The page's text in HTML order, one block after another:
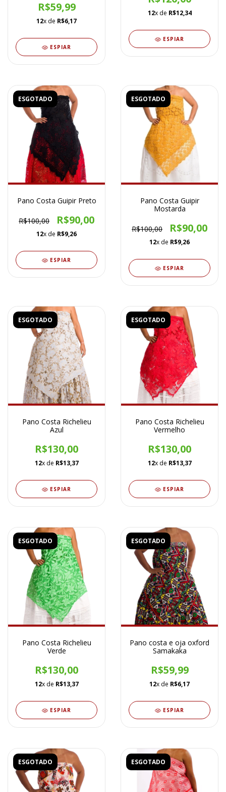
R$59,99
12x de R$6,17
ESPIAR
12x de R$12,34
ESPIAR
ESGOTADO
Pano Costa Guipir Preto
R$100,00 R$90,00
12x de R$9,26
ESPIAR
ESGOTADO
Pano Costa Guipir
Mostarda
R$100,00 R$90,00
12x de R$9,26
ESPIAR
ESGOTADO
Pano Costa Richelieu
Azul
R$130,00
12x de R$13,37
ESPIAR
ESGOTADO
Pano Costa Richelieu
Vermelho
R$130,00
12x de R$13,37
ESPIAR
ESGOTADO
Pano Costa Richelieu
Verde
R$130,00
12x de R$13,37
ESPIAR
ESGOTADO
Pano costa e oja oxford
Samakaka
R$59,99
12x de R$6,17
ESPIAR
ESGOTADO ESGOTADO